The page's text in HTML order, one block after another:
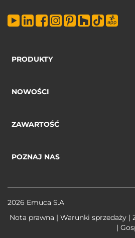
PRODUKTY
NOWOŚCI
ZAWARTOŚĆ
POZNAJ NAS
2026 Emuca S.A
Nota prawna | Warunki sprzedaży |
|